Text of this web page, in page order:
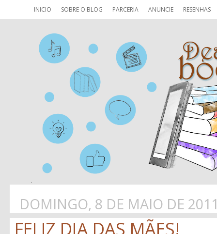
INICIO SOBRE O BLOG PARCERIA ANUNCIE RESENHAS
DOMINGO, 8 DE MAIO DE
FELIZ DIA DAS MÃES!